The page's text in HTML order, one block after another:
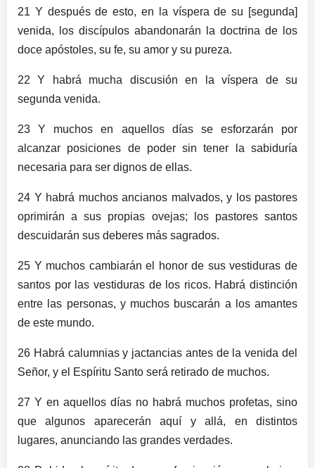
21 Y después de esto, en la víspera de su [segunda]
venida, los discípulos abandonarán la doctrina de los
doce apóstoles, su fe, su amor y su pureza.
22 Y habrá mucha discusión en la víspera de su
segunda venida.
23 Y muchos en aquellos días se esforzarán por
alcanzar posiciones de poder sin tener la sabiduría
necesaria para ser dignos de ellas.
24 Y habrá muchos ancianos malvados, y los pastores
oprimirán a sus propias ovejas; los pastores santos
descuidarán sus deberes más sagrados.
25 Y muchos cambiarán el honor de sus vestiduras de
santos por las vestiduras de los ricos. Habrá distinción
entre las personas, y muchos buscarán a los amantes
de este mundo.
26 Habrá calumnias y jactancias antes de la venida del
Señor, y el Espíritu Santo será retirado de muchos.
27 Y en aquellos días no habrá muchos profetas, sino
que algunos aparecerán aquí y allá, en distintos
lugares, anunciando las grandes verdades.